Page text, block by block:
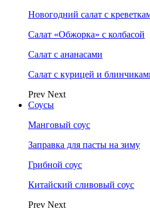
Новогодний салат с
Салат «Обжорка» с колбасой
Салат с ананасами
Салат с курицей и
Prev Next
Соусы
Манговый соус
Заправка для пасты на зиму
Грибной соус
Китайский сливовый соус
Prev Next